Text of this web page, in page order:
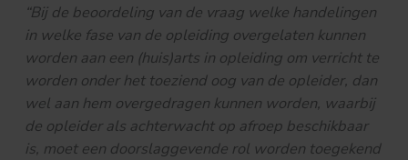
“Bij de beoordeling van de vraag welke handelingen
in welke fase van de opleiding overgelaten kunnen
worden aan een (huis)arts in opleiding om verricht te
worden onder het toeziend oog van de opleider, dan
wel aan hem overgedragen kunnen worden, waarbij
de opleider als achterwacht op afroep beschikbaar
is, moet een doorslaggevende rol worden toegekend